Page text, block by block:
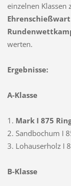
einzelnen Klassen
werten.
Ergebnisse:
A-Klasse
1. Mark I 875
2. Sandbochum I
3. Lohauserholz I
B-Klasse